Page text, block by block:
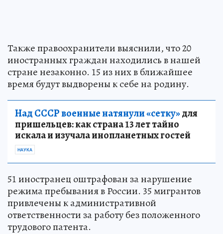
Также правоохранители выяснили, что 20
иностранных граждан находились в нашей
стране незаконно. 15 из них в ближайшее
время будут выдворены к себе на родину.
Над СССР военные натянули «сетку»для
пришельцев: как страна 13 лет тайно
искала и изучала инопланетных гостей
НАУКА
51 иностранец оштрафован за нарушение
режима пребывания в России. 35 мигрантов
привлечены к административной
ответственности за работу без положенного
трудового патента.